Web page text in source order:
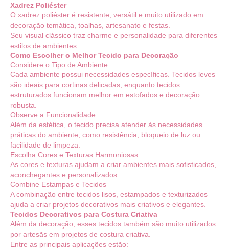
Xadrez Poliéster
O xadrez poliéster é resistente, versátil e muito utilizado em
decoração temática, toalhas, artesanato e festas.
Seu visual clássico traz charme e personalidade para diferentes
estilos de ambientes.
Como Escolher o Melhor Tecido para Decoração
Considere o Tipo de Ambiente
Cada ambiente possui necessidades específicas. Tecidos leves
são ideais para cortinas delicadas, enquanto tecidos
estruturados funcionam melhor em estofados e decoração
robusta.
Observe a Funcionalidade
Além da estética, o tecido precisa atender às necessidades
práticas do ambiente, como resistência, bloqueio de luz ou
facilidade de limpeza.
Escolha Cores e Texturas Harmoniosas
As cores e texturas ajudam a criar ambientes mais sofisticados,
aconchegantes e personalizados.
Combine Estampas e Tecidos
A combinação entre tecidos lisos, estampados e texturizados
ajuda a criar projetos decorativos mais criativos e elegantes.
Tecidos Decorativos para Costura Criativa
Além da decoração, esses tecidos também são muito utilizados
por artesãs em projetos de costura criativa.
Entre as principais aplicações estão: